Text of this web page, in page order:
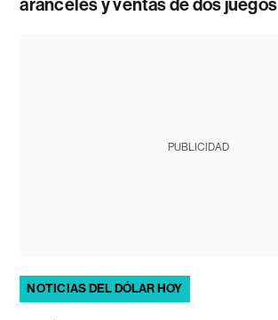
PUBLICIDAD
NOTICIAS DEL DÓLAR HOY